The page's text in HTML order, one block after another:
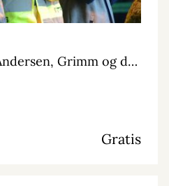
Skrallebang – H.C. Andersen, Grimm og de andre eventyr
Gratis